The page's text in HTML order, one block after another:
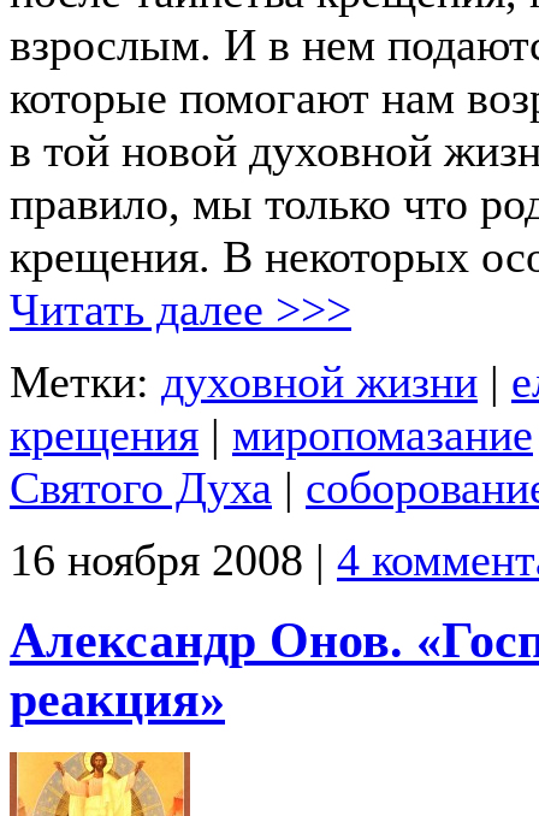
взрослым. И в нем
которые помогают нам
в той новой духовной
правило, мы только что
крещения. В некоторых
Читать далее >>>
Метки: духовной жизни |
крещения | миропомазание
Святого Духа |
16 ноября 2008 | 4
Александр Онов.
реакция»